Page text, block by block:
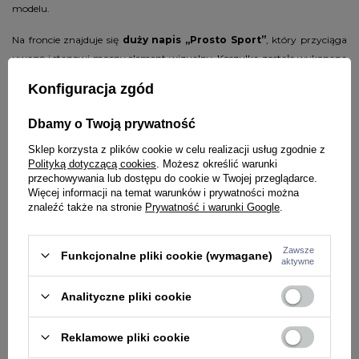
modelu.
Na froncie znajduje się duży napis „Prosto Sport”, który przyciąga
uwagę i stanowi mocny element wizualny. Koszulka została wykonana
czemu materiał jest trwały, przyjemny w dotyku i komfortowy w
Cechy szczegółowe:
Fason oversize
Luźny krój
Krótkie rękawy w kontrastowym kolorze
Raglanowe rękawy
Wysokogatunkowa bawełna o gramaturze 210 g/m²
Dlaczego warto wybrać ten produkt?
połączenie wygody i wyrazistego
Konfiguracja zgód
Dbamy o Twoją prywatność
Sklep korzysta z plików cookie w celu realizacji usług zgodnie z
Polityką dotyczącą cookies . Możesz określić warunki
przechowywania lub dostępu do cookie w Twojej przeglądarce.
Więcej informacji na temat warunków i prywatności można
znaleźć także na stronie Prywatność i warunki Google
Funkcjonalne pliki cookie (wymagane)
Zawsze
aktywne
Analityczne pliki cookie
Reklamowe pliki cookie